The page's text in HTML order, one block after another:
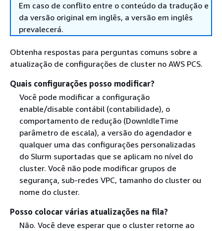
Em caso de conflito entre o conteúdo da tradução e
da versão original em inglês, a versão em inglês
prevalecerá.
Obtenha respostas para perguntas comuns sobre a
atualização de configurações de cluster no AWS PCS.
Quais configurações posso modificar?
Você pode modificar a configuração
enable/disable contábil (contabilidade), o
comportamento de redução (DownIdleTime
parâmetro de escala), a versão do agendador e
qualquer uma das configurações personalizadas
do Slurm suportadas que se aplicam no nível do
cluster. Você não pode modificar grupos de
segurança, sub-redes VPC, tamanho do cluster ou
nome do cluster.
Posso colocar várias atualizações na fila?
Não. Você deve esperar que o cluster retorne ao